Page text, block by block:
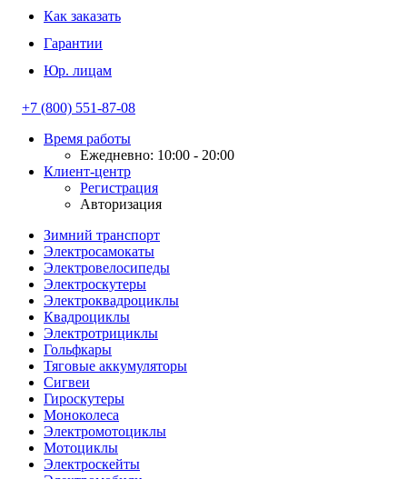
Как заказать
Гарантии
Юр. лицам
+7 (800) 551-87-08
Время работы
Ежедневно: 10:00 - 20:00
Клиент-центр
Регистрация
Авторизация
Зимний транспорт
Электросамокаты
Электровелосипеды
Электроскутеры
Электроквадроциклы
Квадроциклы
Электротрициклы
Гольфкары
Тяговые аккумуляторы
Сигвеи
Гироскутеры
Моноколеса
Электромотоциклы
Мотоциклы
Электроскейты